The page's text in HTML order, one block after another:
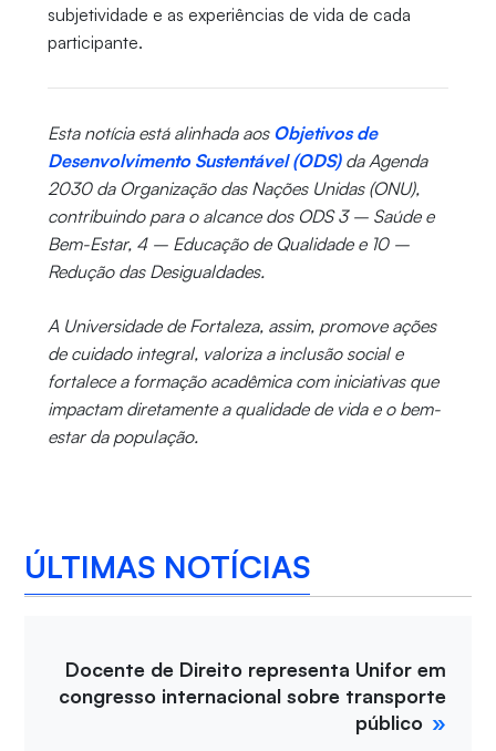
subjetividade e as experiências de vida de cada
participante.
Esta notícia está alinhada aos Objetivos de
Desenvolvimento Sustentável (ODS) da Agenda
2030 da Organização das Nações Unidas (ONU),
contribuindo para o alcance dos ODS 3 – Saúde e
Bem-Estar, 4 – Educação de Qualidade e 10 –
Redução das Desigualdades.
A Universidade de Fortaleza, assim, promove ações
de cuidado integral, valoriza a inclusão social e
fortalece a formação acadêmica com iniciativas que
impactam diretamente a qualidade de vida e o bem-
estar da população.
ÚLTIMAS NOTÍCIAS
Docente de Direito representa Unifor em
congresso internacional sobre transporte
público